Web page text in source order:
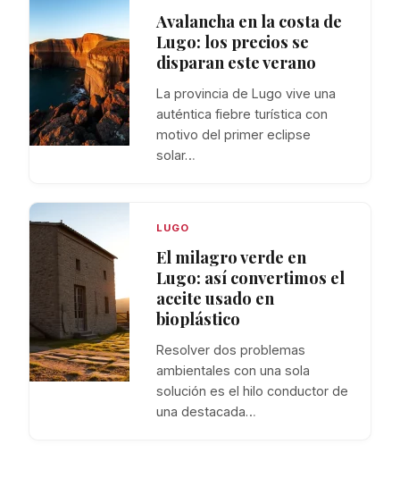
Avalancha en la costa de
Lugo: los precios se
disparan este verano
La provincia de Lugo vive una
auténtica fiebre turística con
motivo del primer eclipse
solar…
LUGO
El milagro verde en
Lugo: así convertimos el
aceite usado en
bioplástico
Resolver dos problemas
ambientales con una sola
solución es el hilo conductor de
una destacada…